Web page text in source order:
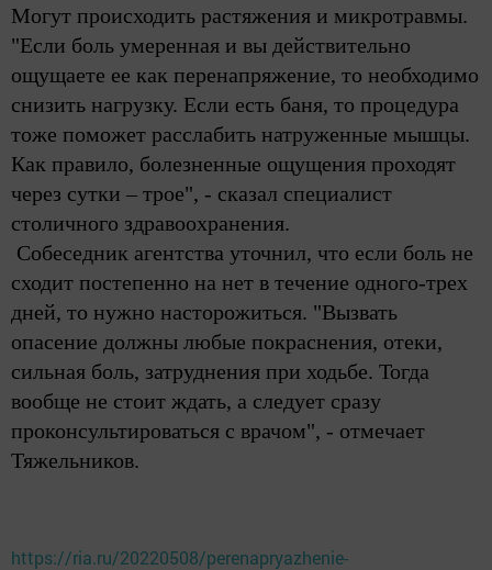
Могут происходить растяжения и микротравмы.
"Если боль умеренная и вы действительно
ощущаете ее как перенапряжение, то необходимо
снизить нагрузку. Если есть баня, то процедура
тоже поможет расслабить натруженные мышцы.
Как правило, болезненные ощущения проходят
через сутки – трое", - сказал специалист
столичного здравоохранения.
Собеседник агентства уточнил, что если боль не
сходит постепенно на нет в течение одного-трех
дней, то нужно насторожиться. "Вызвать
опасение должны любые покраснения, отеки,
сильная боль, затруднения при ходьбе. Тогда
вообще не стоит ждать, а следует сразу
проконсультироваться с врачом", - отмечает
Тяжельников.
https://ria.ru/20220508/perenapryazhenie-